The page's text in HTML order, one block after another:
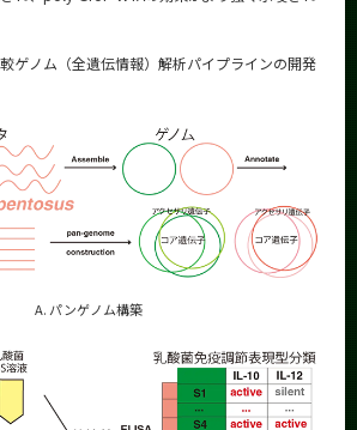
ゲノム（全遺伝情報）解析パイプラインの開発
A. パンゲノム構築